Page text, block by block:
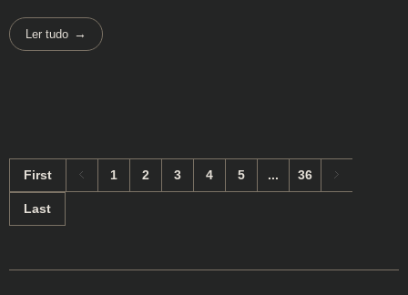
Ler tudo
First 1 2 3 4 5 ... 36
Last